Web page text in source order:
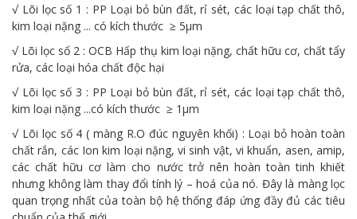
√ Lõi lọc số 1 : PP Loại bỏ bùn đất, rỉ sét, các loại tạp chất thô,
kim loại nặng ... có kích thước ≥ 5µm
√ Lõi lọc số 2 : OCB Hấp thụ kim loại nặng, chất hữu cơ, chất tẩy
rửa, các loại hóa chất độc hại
√ Lõi lọc số 3 : PP Loại bỏ bùn đất, rỉ sét, các loại tạp chất thô,
kim loại nặng ...có kích thước ≥ 1µm
√ Lõi lọc số 4 ( màng R.O đúc nguyên khối) : Loại bỏ hoàn toàn
chất rắn, các Ion kim loại nặng, vi sinh vật, vi khuẩn, asen, amip,
các chất hữu cơ làm cho nước trở nên hoàn toàn tinh khiết
nhưng không làm thay đổi tính lý – hoá của nó. Đây là màng lọc
quan trọng nhất của toàn bộ hệ thống đáp ứng đầy đủ các tiêu